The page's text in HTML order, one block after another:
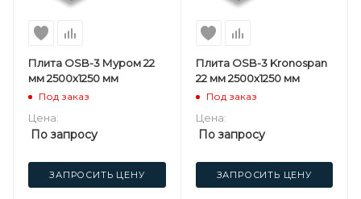
Плита OSB-3 Муром 22
мм 2500х1250 мм
Под заказ
Цена:
По запросу
ЗАПРОСИТЬ ЦЕНУ
Плита OSB-3 Kronospan
22 мм 2500х1250 мм
Под заказ
Цена:
По запросу
ЗАПРОСИТЬ ЦЕНУ